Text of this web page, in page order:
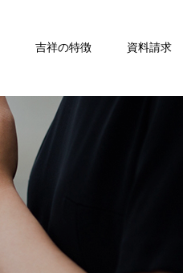
吉祥の特徴 資料請求